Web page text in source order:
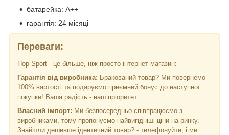
батарейка: А++
гарантія: 24 місяці
Переваги:
Hop-Sport - це більше, ніж просто інтернет-магазин:
Гарантія від виробника: Бракований товар? Ми повернемо
100% вартості та подаруємо приємний бонус до наступної
покупки! Ваша радість - наш пріоритет.
Власний імпорт: Ми безпосередньо співпрацюємо з
виробниками, тому пропонуємо найвигідніші ціни на ринку.
Знайшли дешевше ідентичний товар? - телефонуйте, і ми